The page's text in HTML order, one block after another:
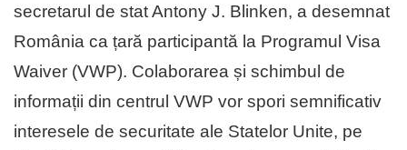
secretarul de stat Antony J. Blinken, a desemnat
România ca țară participantă la Programul Visa
Waiver (VWP). Colaborarea și schimbul de
informații din centrul VWP vor spori semnificativ
interesele de securitate ale Statelor Unite, pe